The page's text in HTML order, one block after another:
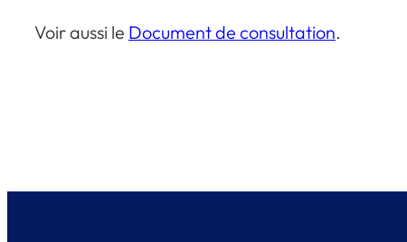
Voir aussi le Document de consultation.